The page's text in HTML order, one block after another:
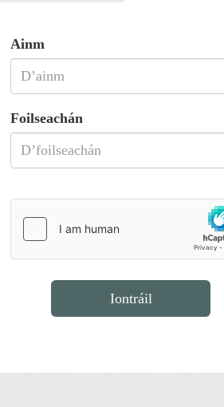
Ainm
Foilseachán
Iontráil